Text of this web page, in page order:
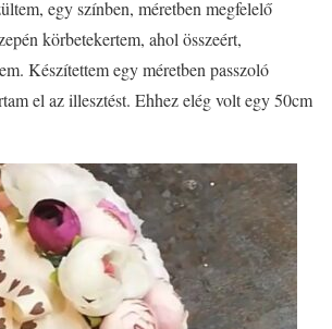
egy színben, méretben megfelelő
körbetekertem, ahol összeért,
Készítettem egy méretben passzoló
el az illesztést. Ehhez elég volt egy 50cm